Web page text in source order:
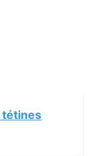
tétines